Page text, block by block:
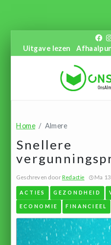
Uitgave lezen
Home Almere
Snellere
Geschreven doorRedactie Ma
ACTIES GEZONDHEID
ECONOMIE FINANCIEEL